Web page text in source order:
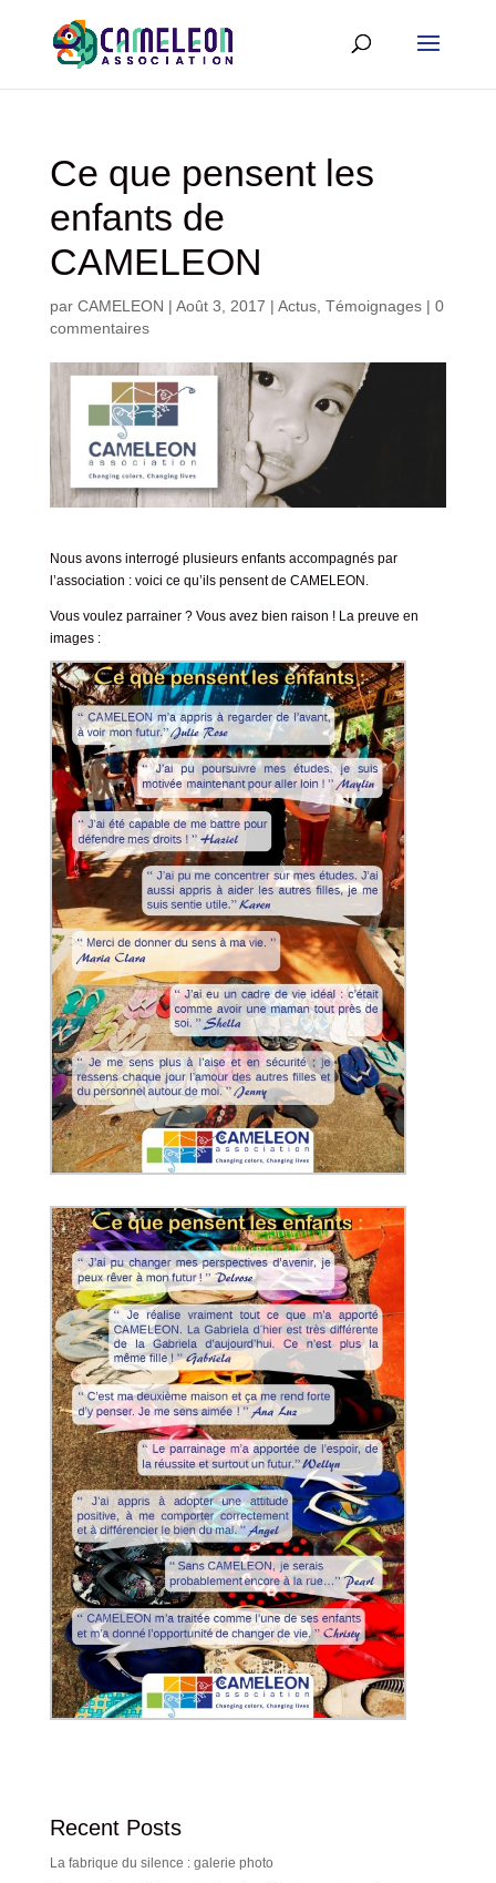
Ce que pensent les
enfants de
CAMELEON
par CAMELEON | Août 3, 2017 | Actus, Témoignages| 0
commentaires
Nous avons interrogé plusieurs enfants accompagnés par
l’association : voici ce qu’ils pensent de CAMELEON.
Vous voulez parrainer ? Vous avez bien raison ! La preuve en
images :
Recent Posts
La fabrique du silence : galerie photo